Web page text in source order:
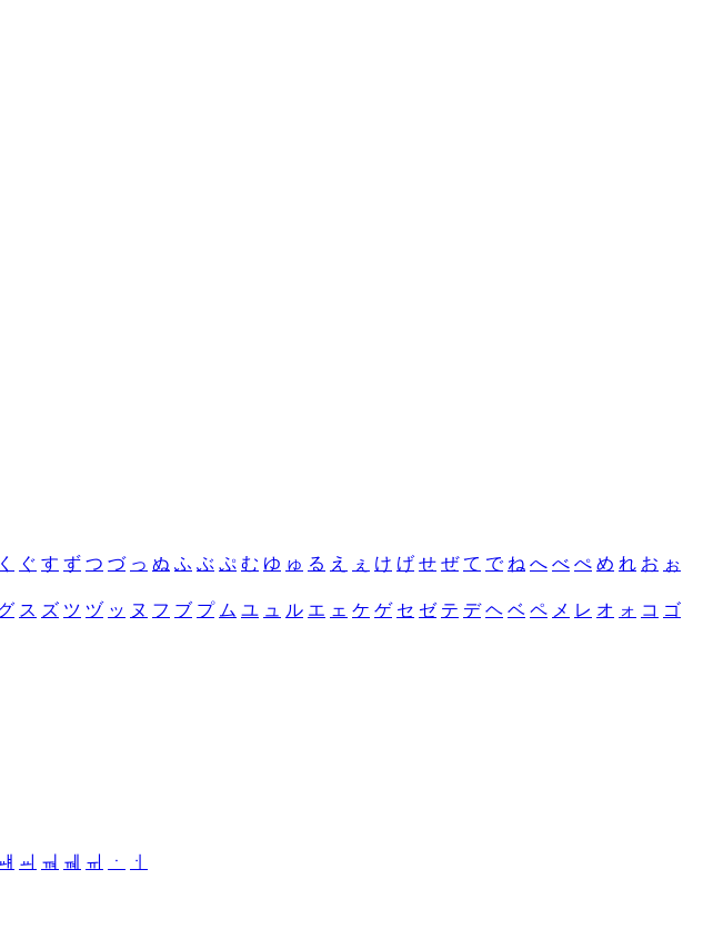
く ぐ す ず つ づ っ ぬ ふ ぶ ぷ む ゆ ゅ る え ぇ け げ せ ぜ て で ね へ べ ぺ め れ お ぉ
ス ズ ツ ヅ ッ ヌ フ ブ プ ム ユ ュ ル エ ェ ケ ゲ セ ゼ テ デ ヘ ベ ペ メ レ オ ォ コ ゴ
ㆉ ㆊ ㆋ ㆌ ㆍ
ㆎ